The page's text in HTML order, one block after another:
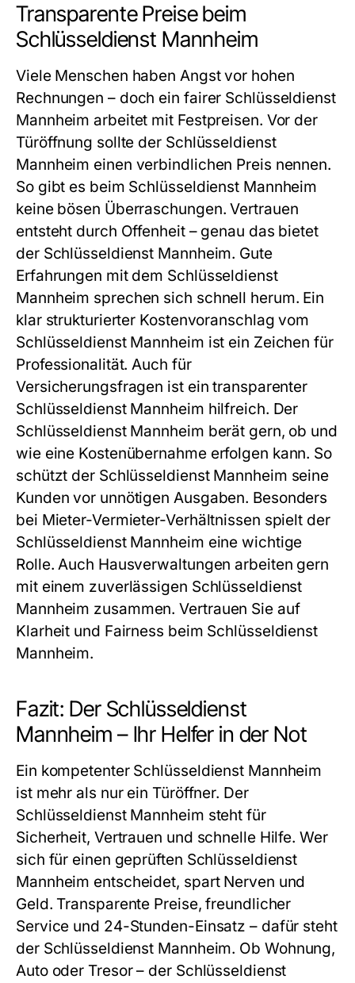
Transparente Preise beim
Schlüsseldienst Mannheim
Viele Menschen haben Angst vor hohen
Rechnungen – doch ein fairer Schlüsseldienst
Mannheim arbeitet mit Festpreisen. Vor der
Türöffnung sollte der Schlüsseldienst
Mannheim einen verbindlichen Preis nennen.
So gibt es beim Schlüsseldienst Mannheim
keine bösen Überraschungen. Vertrauen
entsteht durch Offenheit – genau das bietet
der Schlüsseldienst Mannheim. Gute
Erfahrungen mit dem Schlüsseldienst
Mannheim sprechen sich schnell herum. Ein
klar strukturierter Kostenvoranschlag vom
Schlüsseldienst Mannheim ist ein Zeichen für
Professionalität. Auch für
Versicherungsfragen ist ein transparenter
Schlüsseldienst Mannheim hilfreich. Der
Schlüsseldienst Mannheim berät gern, ob und
wie eine Kostenübernahme erfolgen kann. So
schützt der Schlüsseldienst Mannheim seine
Kunden vor unnötigen Ausgaben. Besonders
bei Mieter-Vermieter-Verhältnissen spielt der
Schlüsseldienst Mannheim eine wichtige
Rolle. Auch Hausverwaltungen arbeiten gern
mit einem zuverlässigen Schlüsseldienst
Mannheim zusammen. Vertrauen Sie auf
Klarheit und Fairness beim Schlüsseldienst
Mannheim.
Fazit: Der Schlüsseldienst
Mannheim – Ihr Helfer in der Not
Ein kompetenter Schlüsseldienst Mannheim
ist mehr als nur ein Türöffner. Der
Schlüsseldienst Mannheim steht für
Sicherheit, Vertrauen und schnelle Hilfe. Wer
sich für einen geprüften Schlüsseldienst
Mannheim entscheidet, spart Nerven und
Geld. Transparente Preise, freundlicher
Service und 24-Stunden-Einsatz – dafür steht
der Schlüsseldienst Mannheim. Ob Wohnung,
Auto oder Tresor – der Schlüsseldienst